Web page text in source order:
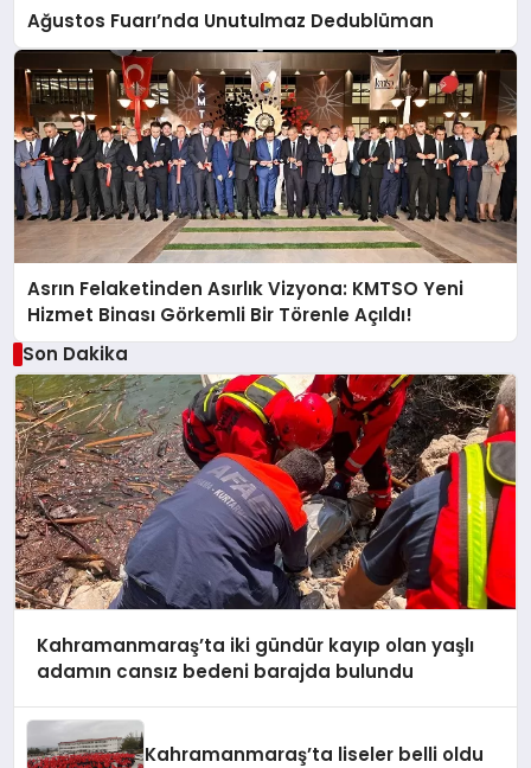
Ağustos Fuarı’nda Unutulmaz Dedublüman
Asrın Felaketinden Asırlık Vizyona: KMTSO Yeni
Hizmet Binası Görkemli Bir Törenle Açıldı!
Son Dakika
Kahramanmaraş’ta iki gündür kayıp olan yaşlı
adamın cansız bedeni barajda bulundu
Kahramanmaraş’ta liseler belli oldu